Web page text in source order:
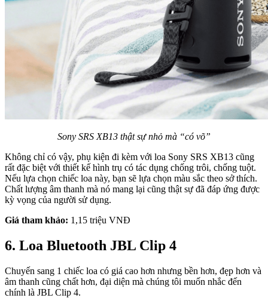
Sony SRS XB13 thật sự nhỏ mà “có võ”
Không chỉ có vậy, phụ kiện đi kèm với loa Sony SRS XB13 cũng
rất đặc biệt với thiết kế hình trụ có tác dụng chống trôi, chống tuột.
Nếu lựa chọn chiếc loa này, bạn sẽ lựa chọn màu sắc theo sở thích.
Chất lượng âm thanh mà nó mang lại cũng thật sự đã đáp ứng được
kỳ vọng của người sử dụng.
Giá tham khảo: 1,15 triệu VNĐ
6. Loa Bluetooth JBL Clip 4
Chuyến sang 1 chiếc loa có giá cao hơn nhưng bền hơn, đẹp hơn và
âm thanh cũng chất hơn, đại diện mà chúng tôi muốn nhắc đến
chính là JBL Clip 4.